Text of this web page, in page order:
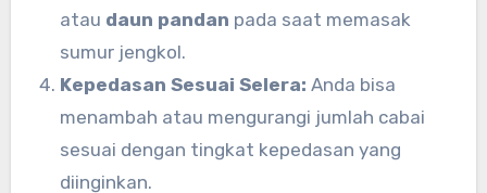
atau daun pandan pada saat memasak
sumur jengkol.
Kepedasan Sesuai Selera: Anda bisa
menambah atau mengurangi jumlah cabai
sesuai dengan tingkat kepedasan yang
diinginkan.